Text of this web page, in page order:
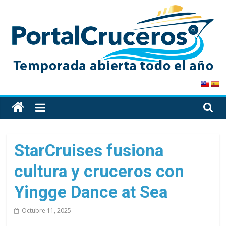
content
PortalCruceros
Toda
la
de
cruceros
en
solo
StarCruises fusiona
cultura y cruceros con
Yingge Dance at Sea
Octubre 11, 2025